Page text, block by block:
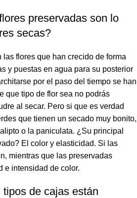
preservadas son lo
secas?
las flores que han crecido de forma
y puestas en agua para su posterior
por el paso del tiempo se han
que tipo de flor sea no podrás
al secar. Pero si que es verdad
que tienen un secado muy bonito,
o la paniculata. ¿Su principal
El color y elasticidad. Si las
mientras que las preservadas
e intensidad de color.
de cajas están